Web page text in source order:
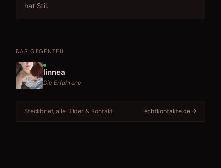
hat Stil.
DAS GEGENTEIL
linnea
Die Erfahrene
Steckbrief, alle Bilder & Kontakt echtkontakte.de →